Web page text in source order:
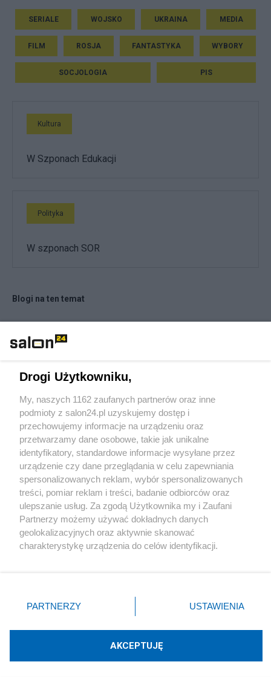
SERIALE WOJSKO UKRAINA MEDIA
FILM ROSJA FANTASTYKA WYBORY
SOCJOLOGIA PIS
Kultura
W Szponach Edukacji
Polityka
W szponach SOR
Blogi na ten temat
brat Damian
ulanbator
chusall
Napisz notkę
Drogi Użytkowniku,
My, naszych 1162 zaufanych partnerów oraz inne
podmioty z salon24.pl uzyskujemy dostęp i
przechowujemy informacje na urządzeniu oraz
przetwarzamy dane osobowe, takie jak unikalne
identyfikatory, standardowe informacje wysyłane przez
urządzenie czy dane przeglądania w celu zapewniania
spersonalizowanych reklam, wybór spersonalizowanych
treści, pomiar reklam i treści, badanie odbiorców oraz
ulepszanie usług. Za zgodą Użytkownika my i Zaufani
Partnerzy możemy używać dokładnych danych
geolokalizacyjnych oraz aktywnie skanować
charakterystykę urządzenia do celów identyfikacji.
zmienić/wycofać klikając przycisk ustawień prywatności
znajdujący się w lewym dolnym rogu strony
rodzaje przetwarzania danych nie wymagają zgody
użytkownika, ale masz prawo sprzeciwić się takiemu
PARTNERZY USTAWIENIA
AKCEPTUJĘ